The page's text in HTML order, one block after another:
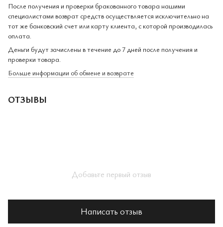
После получения и проверки бракованного товара нашими
специалистами возврат средств осуществляется исключительно на
тот же банковский счет или карту клиента, с которой производилась
оплата.
Деньги будут зачислены в течение до 7 дней после получения и
проверки товара.
Больше информации об обмене и возврате
ОТЗЫВЫ
Добавьте первый отзыв
Написать отзыв